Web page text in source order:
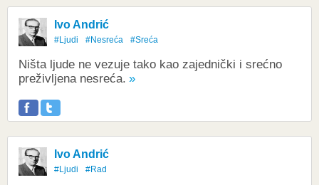
Ivo Andrić
#Ljudi #Nesreća #Sreća
Ništa ljude ne vezuje tako kao zajednički i srećno
preživljena nesreća.
Ivo Andrić
#Ljudi #Rad